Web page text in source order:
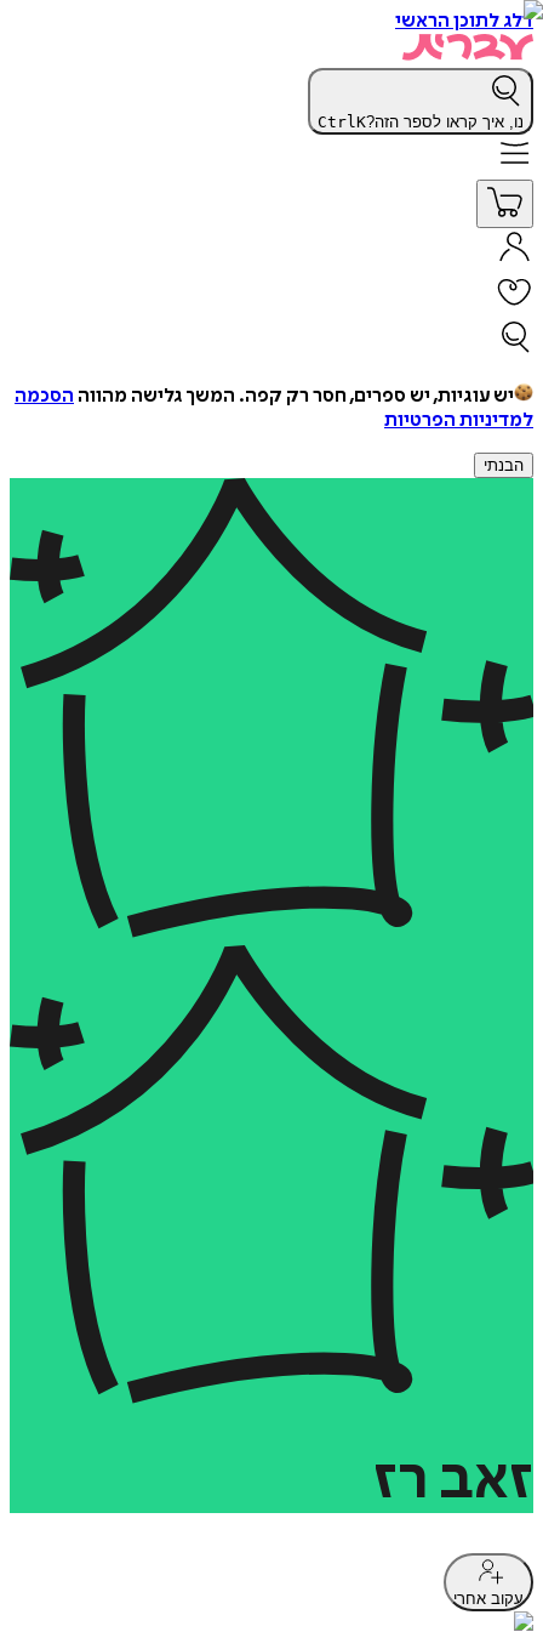
דלג לתוכן הראשי
נו, איך קראו לספר הזה? CtrlK
יש עוגיות, יש ספרים, חסר רק קפה. המשך גלישה מהווה הסכמה
למדיניות הפרטיות
הבנתי
זאב רז
עקוב אחרי